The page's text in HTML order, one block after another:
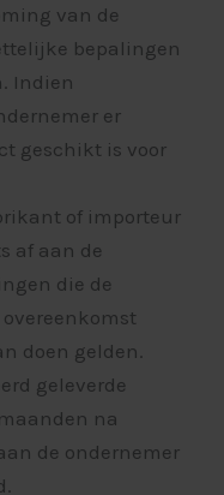
van de
bepalingen
Indien
er
geschikt is voor
of importeur
af aan de
die de
doen gelden.
geleverde
na
de ondernemer